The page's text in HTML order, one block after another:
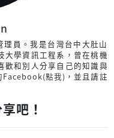
員。我是台灣台中大肚山
大學資訊工程系，曾在桃機
歡和別人分享自己的知識與
Facebook(點我) ，並且請註
吧！